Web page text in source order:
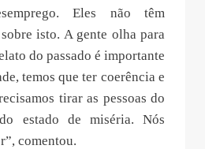
Eles não têm
isto. A gente olha para
do passado é importante
temos que ter coerência e
tirar as pessoas do
estado de miséria. Nós
comentou.